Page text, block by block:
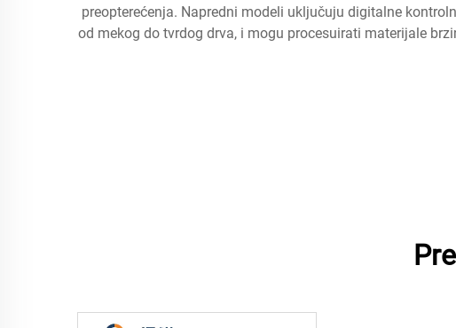
preopterećenja. Napredni modeli uključuju digitalne
od mekog do tvrdog drva, i mogu procesuirati materijale